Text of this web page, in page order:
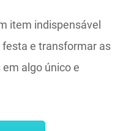
item indispensável
e transformar as
algo único e